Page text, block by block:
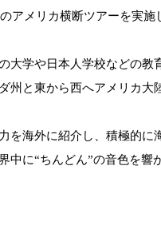
アメリカ横断ツアーを実施
大学や日本人学校などの
と東から西へアメリカ大
を海外に紹介し、積極的
に“ちんどん”の音色を